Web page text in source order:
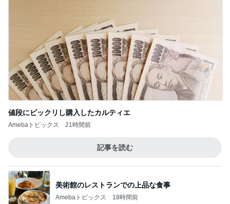
値段にビックリし購入したカルティエ
Amebaトピックス 21時間前
記事を読む
美術館のレストランでの上品な食事
Amebaトピックス 18時間前